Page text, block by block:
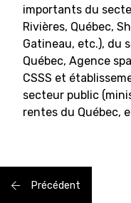
importants du
Rivières, Québec,
Gatineau, etc.), du
Québec, Agence
CSSS et
secteur public
rentes du Québec,
Précédent